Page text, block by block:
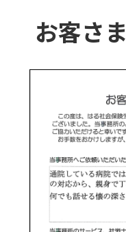
お客さ